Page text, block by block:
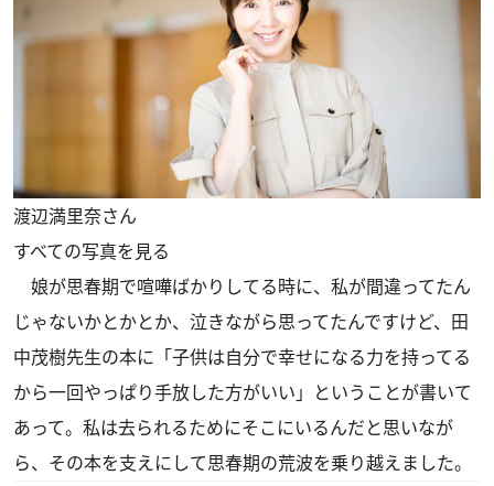
渡辺満里奈さん
すべての写真を見る
娘が思春期で喧嘩ばかりしてる時に、私が間違ってたん
じゃないかとかとか、泣きながら思ってたんですけど、田
中茂樹先生の本に「子供は自分で幸せになる力を持ってる
から一回やっぱり手放した方がいい」ということが書いて
あって。私は去られるためにそこにいるんだと思いなが
ら、その本を支えにして思春期の荒波を乗り越えました。